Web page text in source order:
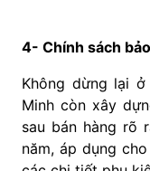
4- Chính sách
Không dừng lại ở
Minh còn xây
sau bán hàng rõ
năm, áp dụng